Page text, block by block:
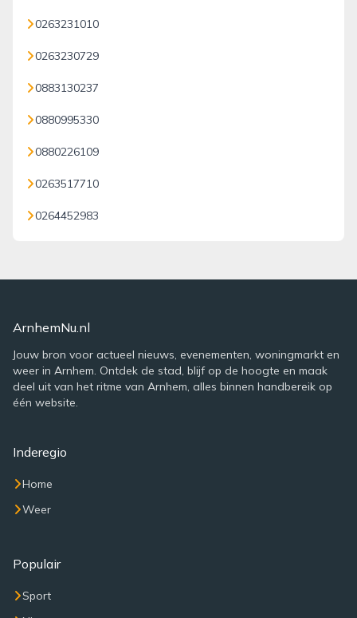
0263231010
0263230729
0883130237
0880995330
0880226109
0263517710
0264452983
ArnhemNu.nl
Jouw bron voor actueel nieuws, evenementen, woningmarkt en
weer in Arnhem. Ontdek de stad, blijf op de hoogte en maak
deel uit van het ritme van Arnhem, alles binnen handbereik op
één website.
Inderegio
Home
Weer
Populair
Sport